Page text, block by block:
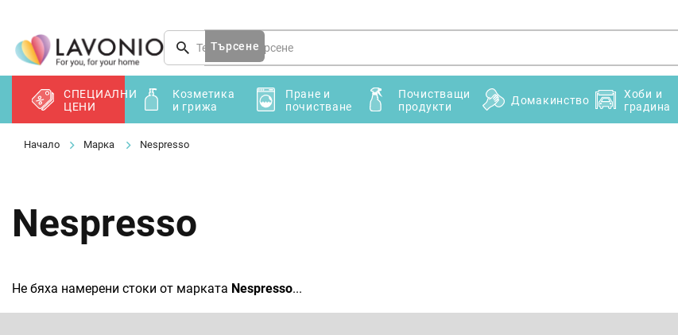
съдържанието
Търсене
СПЕЦИАЛНИ
ЦЕНИ
Козметика
и грижа
Пране и
почистване
Почистващи
продукти
Домакинство
Хоби и
градина
Марка Nespresso
Nespresso
Не бяха намерени стоки от марката Nespresso...